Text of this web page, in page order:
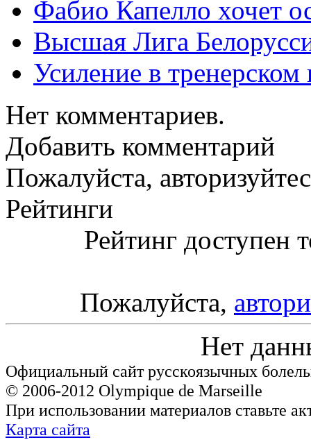
Фабио Капелло хочет
Высшая Лига
Усиление в
Нет комментариев.
Добавить комментарий
Пожалуйста,
Рейтинги
Рейтинг доступен
Пожалуйста,
Нет
Официальный сайт русскоязычных
© 2006-2012 Olympique de Marseille
При использовании материалов ставьте
Карта сайта